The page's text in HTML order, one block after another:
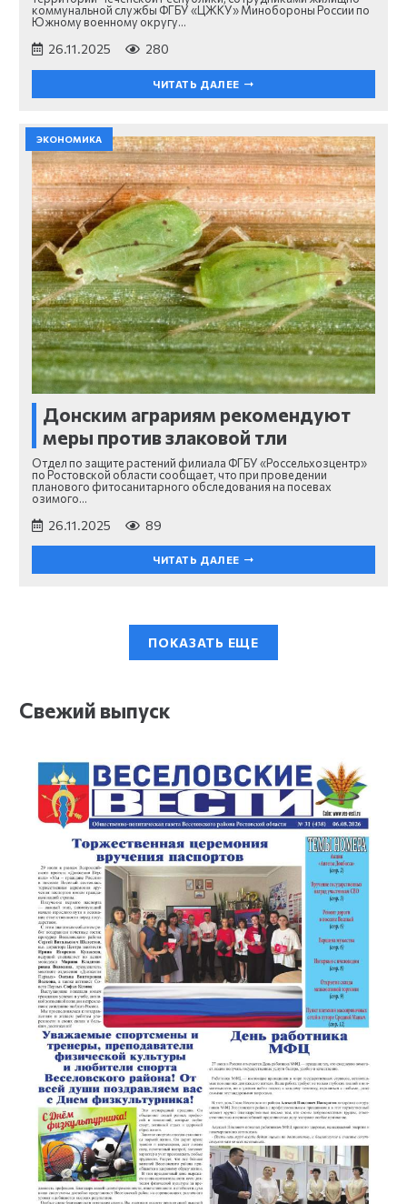
коммунальной службы ФГБУ «ЦЖКУ» Минобороны России по
Южному военному округу…
26.11.2025 280
ЧИТАТЬ ДАЛЕЕ
ЭКОНОМИКА
Донским аграриям рекомендуют
меры против злаковой тли
Отдел по защите растений филиала ФГБУ «Россельхозцентр»
по Ростовской области сообщает, что при проведении
планового фитосанитарного обследования на посевах
озимого…
26.11.2025 89
ЧИТАТЬ ДАЛЕЕ
ПОКАЗАТЬ ЕЩЕ
Свежий выпуск